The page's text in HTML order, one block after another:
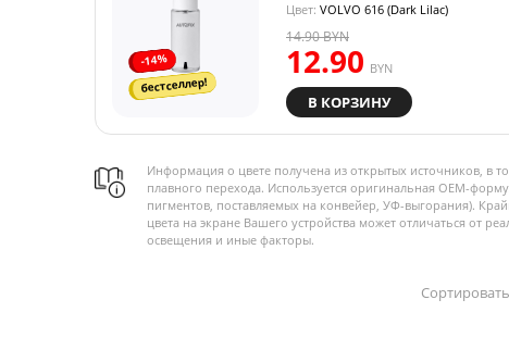
-14%
бестселлер!
Цвет: VOLVO 616 (Dark Lilac)
12.90 BYN
14.90BYN
В КОРЗИНУ
Информация о цвете получена из открытых источников, в
плавного перехода. Используется оригинальная OEM-
пигментов, поставляемых на конвейер, УФ-выгорания).
цвета на экране Вашего устройства может отличаться от
освещения и иные факторы.